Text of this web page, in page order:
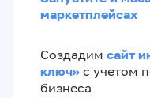
маркетплейсах
Создадим сайт
ключ» с учетом
бизнеса